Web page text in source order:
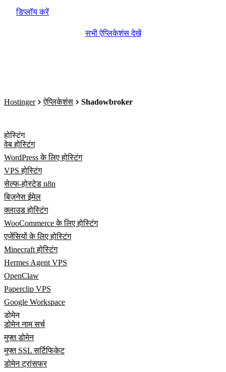
डिप्लॉय करें
सभी ऐप्लिकेशंस देखें
Hostinger ऐप्लिकेशंस Shadowbroker
होस्टिंग
वेब होस्टिंग
WordPress के लिए होस्टिंग
VPS होस्टिंग
सेल्फ-होस्टेड n8n
बिज़नेस ईमेल
क्लाउड होस्टिंग
WooCommerce के लिए होस्टिंग
एजेंसियों के लिए होस्टिंग
Minecraft होस्टिंग
Hermes Agent VPS
OpenClaw
Paperclip VPS
Google Workspace
डोमेन
डोमेन नाम सर्च
मुफ्त डोमेन
मुफ्त SSL सर्टिफिकेट
डोमेन ट्रांसफर